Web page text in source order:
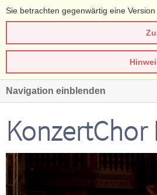
Sie betrachten gegenwärtig eine
Navigation einblenden
KonzertChor